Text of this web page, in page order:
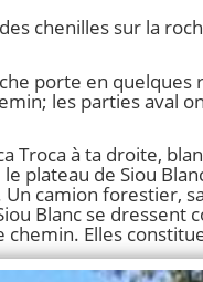
chenilles sur la
porte en
les parties aval
Troca à ta droite,
plateau de Siou
camion forestier,
Blanc se
Elles